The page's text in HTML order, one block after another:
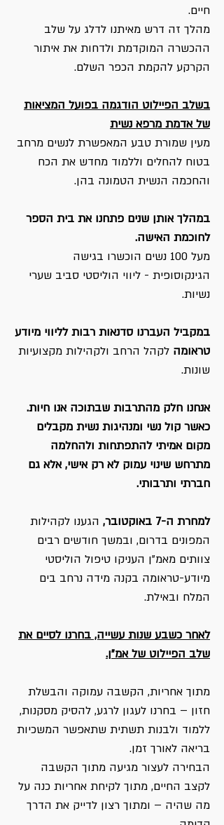
חיים.
מהלך זה דרש מאיתנו לדלג על שלב
ההכשרה המוקדמת ולדחות את איתור
הקרקע להקמת הכפר השלם.
בשלב הפיילוט הודגמה בפועל המציאות
של אדמת מרפא נשית
מעין שמורת טבע המאפשרת לנשים מרחב
בטוח להחלים וללמוד מחדש את הכח
והחכמה הנשית הטמונה בהן.
במהלך אותן שנים פתחנו את בית הספר
לחוכמת האישה.
מעל 100 נשים הוכשרו בגישה
הגינקוסופית - ליווי הוליסטי סביב שערי
נשיות.
במקביל העברנו סדנאות רבות לליווי מיודע
טראומה לקהל הרחב ולקהילות מקצועיות
שונות.
אנחנו חלק מהתרבות שבתוכה אנו חיות.
כאשר קול נשי ומנהיגות נשית מקבלים
מקום אמיתי להתפתחות ולהחלמה
מתרחש שינוי עמוק לא רק אישי, אלא גם
חברתי ותרבותי.
למחרת ה-7 באוקטובר,
הגענו לקהילות
המפונים בדרום, ובמשך חודשים רבים
צוותים מאמ"ן העניקו טיפול הוליסטי
מיודע-טראומה בקנה מידה נרחב בים
המלח ובאילת.
לאחר כשבע שנות עשייה, בחרנו לסיים את
שלב הפיילוט של אמ"ן.
מתוך אחריות, הקשבה עמוקה והבשלת
חזון – בחרנו לעגון לרגע, להסיק מסקנות,
ללמוד ולבנות תשתית שתאפשר המשכיות
בריאה לאורך זמן.
הבחירה לעצור מגיעה מתוך הקשבה
לקצב החיים, מתוך לקיחת אחריות כנה על
מה שהיה – ומתוך רצון לדייק את הדרך